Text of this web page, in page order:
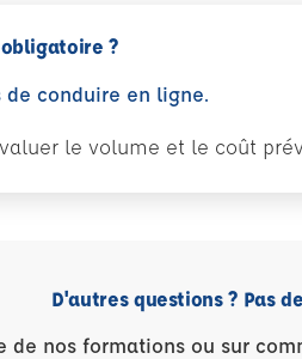
?
conduire en ligne.
le volume et le coût
D'autres questions ? Pas
de nos formations ou sur